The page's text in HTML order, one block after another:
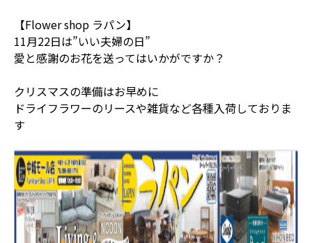
【Flower shop ラパン】
11月22日は”いい夫婦の日”
愛と感謝のお花を送ってはいかがですか？
クリスマスの準備はお早めに
ドライフラワーのリースや雑貨など各種入荷しておりま
す